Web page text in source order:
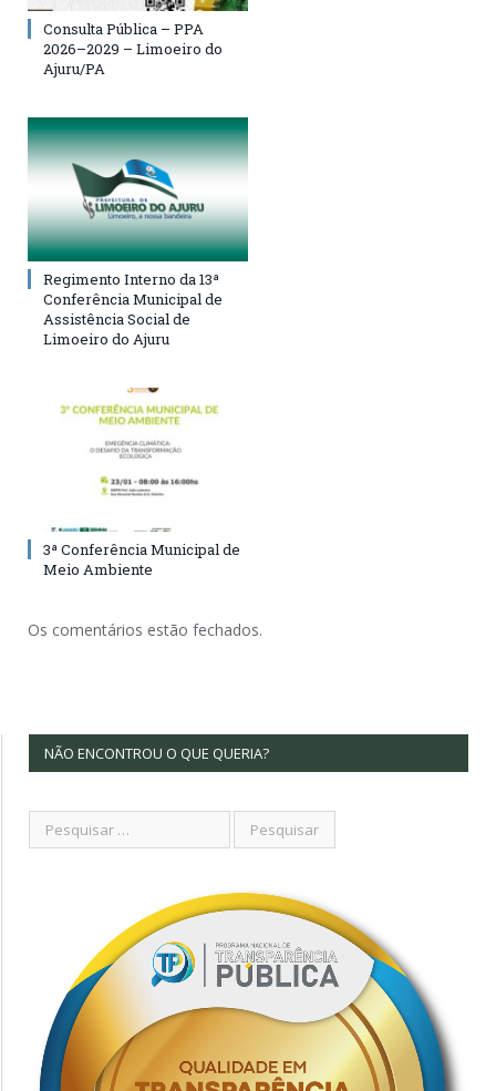
Consulta Pública – PPA
2026–2029 – Limoeiro do
Ajuru/PA
Regimento Interno da 13ª
Conferência Municipal de
Assistência Social de
Limoeiro do Ajuru
3ª Conferência Municipal de
Meio Ambiente
Os comentários estão fechados.
NÃO ENCONTROU O QUE QUERIA?